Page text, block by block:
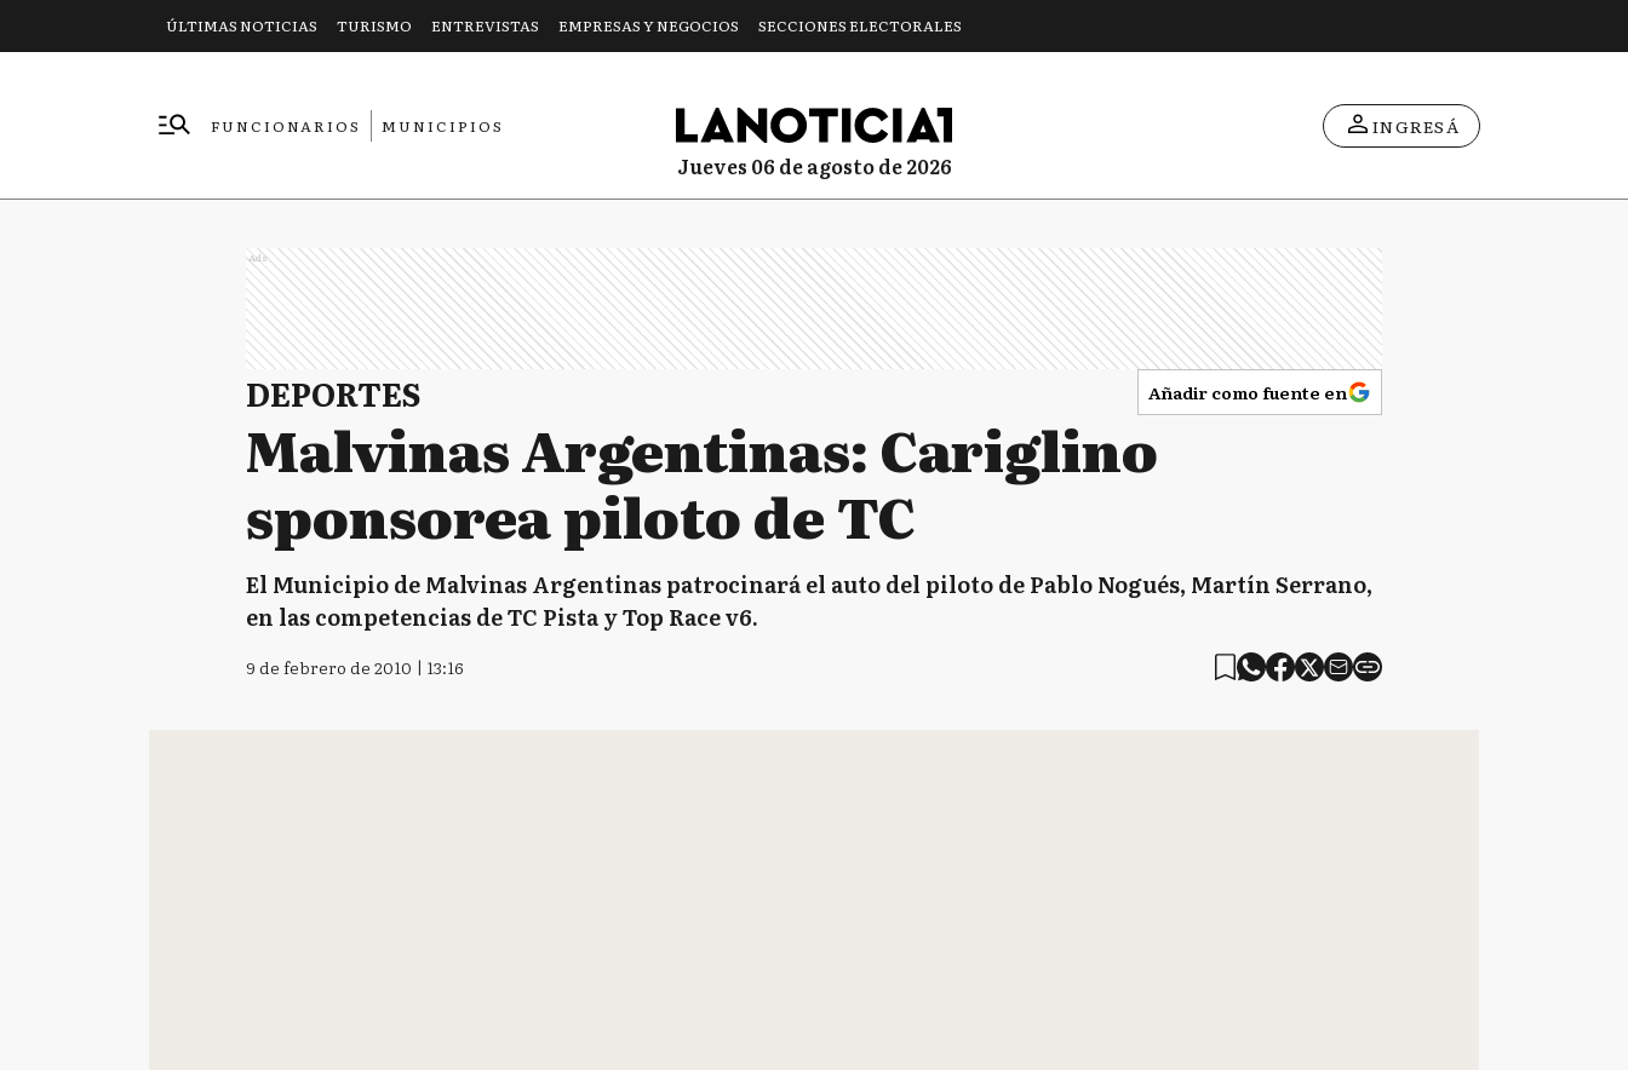
ÚLTIMAS NOTICIAS TURISMO ENTREVISTAS EMPRESAS Y NEGOCIOS SECCIONES ELECTORALES
FUNCIONARIOS
MUNICIPIOS
jueves 06 de agosto de 2026
INGRESÁ
Ads
DEPORTES Añadir como fuente en
Malvinas Argentinas: Cariglino
sponsorea piloto de TC
El Municipio de Malvinas Argentinas patrocinará el auto del piloto de Pablo Nogués, Martín Serrano,
en las competencias de TC Pista y Top Race v6.
9 de febrero de 2010 | 13:16